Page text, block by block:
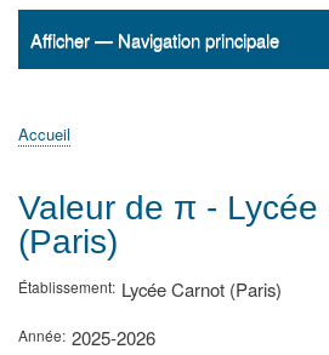
Navigation
Afficher — Navigation principale
Accueil
ActualitésMATh.en.JEANS ?
Régions et Ateliers
Créer, gérer un atelier
Sujets/Publications
Congrès
d'Ariane
Accueil
Valeur de π - Lycée
(Paris)
Établissement Lycée Carnot (Paris)
Année 2025-2026